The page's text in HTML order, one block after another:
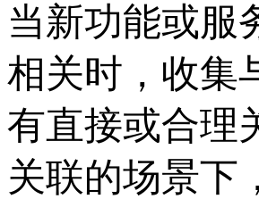
当新功能或服
相关时，收集
有直接或合理
关联的场景下